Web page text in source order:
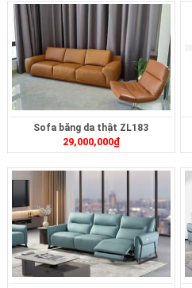
Sofa băng da thật ZL183
29,000,000₫